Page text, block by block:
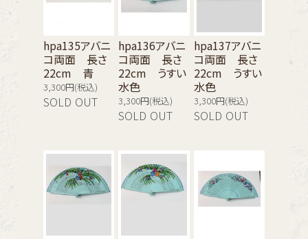
hpa135アバニ
コ両面 長さ
22cm 青
3,300円(税込)
SOLD OUT
hpa136アバニ
コ両面 長さ
22cm うすい
水色
3,300円(税込)
SOLD OUT
hpa137アバニ
コ両面 長さ
22cm うすい
水色
3,300円(税込)
SOLD OUT